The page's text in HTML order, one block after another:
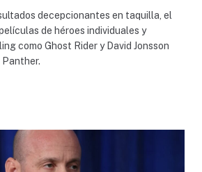
decepcionantes en taquilla, el
de héroes individuales y
como Ghost Rider y David Jonsson